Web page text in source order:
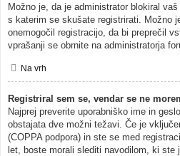
Možno je, da je administrator blokiral
s katerim se skušate registrirati. Možno
onemogočil registracijo, da bi preprečil
vprašanji se obrnite na administratorja
Na vrh
Registriral sem se, vendar se ne
Najprej preverite uporabniško ime in
obstajata dve možni težavi. Če je
(COPPA podpora) in ste se med
let, boste morali slediti navodilom, ki ste